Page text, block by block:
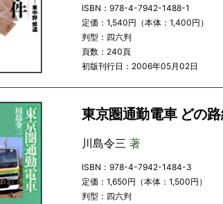
ISBN：978-4-7942-1488-1
定価：1,540円（本体：1,400円）
判型：四六判
頁数：240頁
初版刊行日：2006年05月02日
東京圏通勤電車 どの
川島令三 著
ISBN：978-4-7942-1484-3
定価：1,650円（本体：1,500円）
判型：四六判